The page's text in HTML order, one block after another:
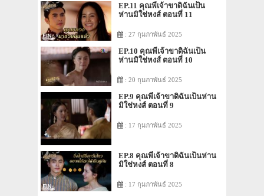
EP.11 คุณพี่เจ้าขาดิฉันเป็น
ห่านมิใช่หงส์ ตอนที่ 11
: 27 กุมภาพันธ์ 2025
EP.10 คุณพี่เจ้าขาดิฉันเป็น
ห่านมิใช่หงส์ ตอนที่ 10
: 20 กุมภาพันธ์ 2025
EP.9 คุณพี่เจ้าขาดิฉันเป็นห่าน
มิใช่หงส์ ตอนที่ 9
: 17 กุมภาพันธ์ 2025
EP.8 คุณพี่เจ้าขาดิฉันเป็นห่าน
มิใช่หงส์ ตอนที่ 8
: 17 กุมภาพันธ์ 2025